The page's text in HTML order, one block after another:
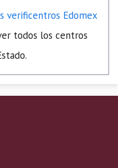
verificentros Edomex
todos los centros